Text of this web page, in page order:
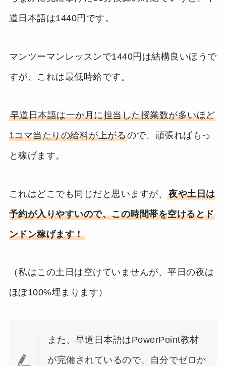
道日本語は1440円です。
マンツーマンレッスンで1440円は結構良いほうで
すが、これは最低時給です。
早道日本語は一か月に担当した授業数が多いほど
1コマ当たりの給料が上がるので、頑張ればもっ
と稼げます。
これはどこでも同じだと思いますが、夜や土日は
予約が入りやすいので、この時間帯を空けるとド
ンドン稼げます！
（私はこの土日は空けていませんが、平日の夜は
ほぼ100%埋まります）
また、早道日本語はPowerPoint教材
が完備されているので、自分でゼロか